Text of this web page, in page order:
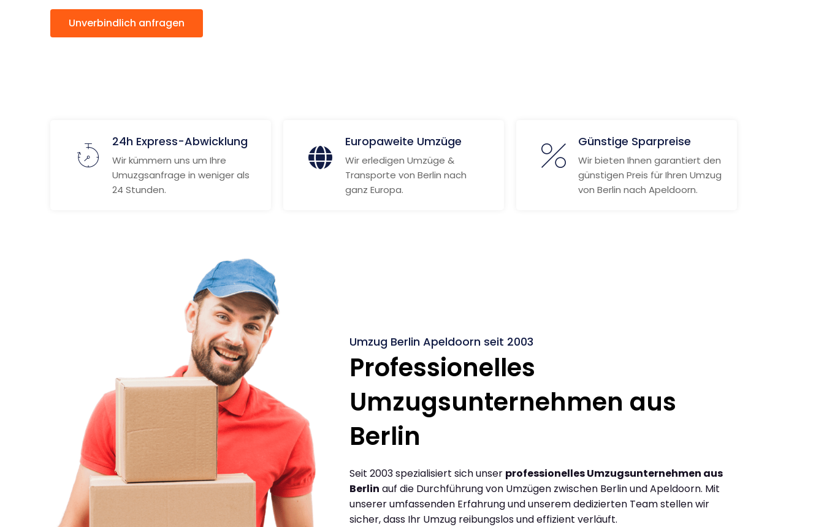
Unverbindlich anfragen
24h Express-Abwicklung
Wir kümmern uns um Ihre
Umuzgsanfrage in weniger als
24 Stunden.
Europaweite Umzüge
Wir erledigen Umzüge &
Transporte von Berlin nach
ganz Europa.
Günstige Sparpreise
Wir bieten Ihnen garantiert den
günstigen Preis für Ihren Umzug
von Berlin nach Apeldoorn.
Umzug Berlin Apeldoorn seit 2003
Professionelles
Umzugsunternehmen aus
Berlin
Seit 2003 spezialisiert sich unser professionelles Umzugsunternehmen aus
Berlin auf die Durchführung von Umzügen zwischen Berlin und Apeldoorn. Mit
unserer umfassenden Erfahrung und unserem dedizierten Team stellen wir
sicher, dass Ihr Umzug reibungslos und effizient verläuft.